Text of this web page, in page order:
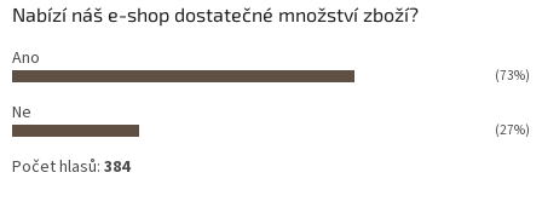
Nabízí náš e-shop dostatečné množství zboží?
Ano
(73%)
Ne
(27%)
Počet hlasů: 384